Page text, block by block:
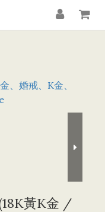
黃K金 /